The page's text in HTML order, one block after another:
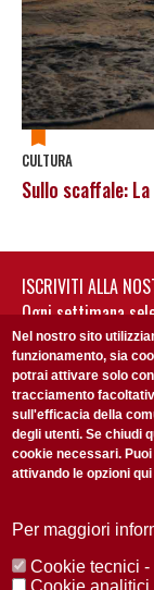
CULTURA
Sullo scaffale:
ISCRIVITI ALLA
Ogni settimana
non perderti gli
Accetto la
Redazione
Nel nostro sito
funzionamento, sia
potrai attivare solo
tracciamento
sull'efficacia della
degli utenti. Se chiudi
cookie necessari.
attivando le opzioni
Per maggiori
Cookie tecnici -
Cookie analitici